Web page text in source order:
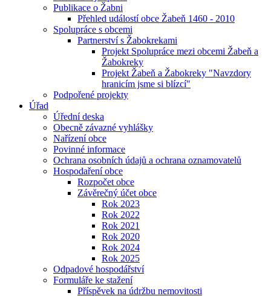
Publikace o Žabni
Přehled událostí obce Žabeň 1460 - 2010
Spolupráce s obcemi
Partnerství s Žabokrekami
Projekt Spolupráce mezi obcemi Žabeň a
Žabokreky
Projekt Žabeň a Žabokreky "Navzdory
hranicím jsme si blízcí"
Podpořené projekty
Úřad
Úřední deska
Obecně závazné vyhlášky
Nařízení obce
Povinné informace
Ochrana osobních údajů a ochrana oznamovatelů
Hospodaření obce
Rozpočet obce
Závěrečný účet obce
Rok 2023
Rok 2022
Rok 2021
Rok 2020
Rok 2024
Rok 2025
Odpadové hospodářství
Formuláře ke stažení
Příspěvek na údržbu nemovitosti